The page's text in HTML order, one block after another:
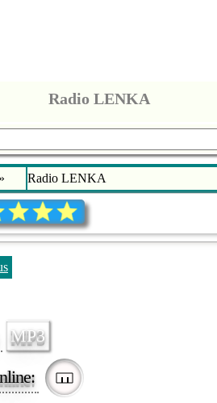
Radio LENKA
» Radio LENKA
MP3